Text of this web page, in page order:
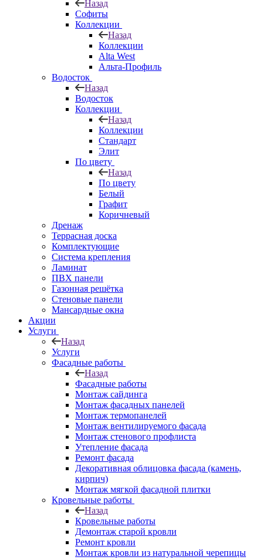
Назад
Софиты
Коллекции
Назад
Коллекции
Alta West
Альта-Профиль
Водосток
Назад
Водосток
Коллекции
Назад
Коллекции
Стандарт
Элит
По цвету
Назад
По цвету
Белый
Графит
Коричневый
Дренаж
Террасная доска
Комплектующие
Система крепления
Ламинат
ПВХ панели
Газонная решётка
Стеновые панели
Мансардные окна
Акции
Услуги
Назад
Услуги
Фасадные работы
Назад
Фасадные работы
Монтаж сайдинга
Монтаж фасадных панелей
Монтаж термопанелей
Монтаж вентилируемого фасада
Монтаж стенового профлиста
Утепление фасада
Ремонт фасада
Декоративная облицовка фасада (камень,
кирпич)
Монтаж мягкой фасадной плитки
Кровельные работы
Назад
Кровельные работы
Демонтаж старой кровли
Ремонт кровли
Монтаж кровли из натуральной черепицы